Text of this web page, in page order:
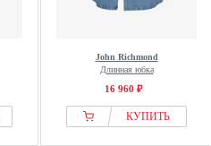
John Richmond
Длинная юбка
16 960 ₽
КУПИТЬ